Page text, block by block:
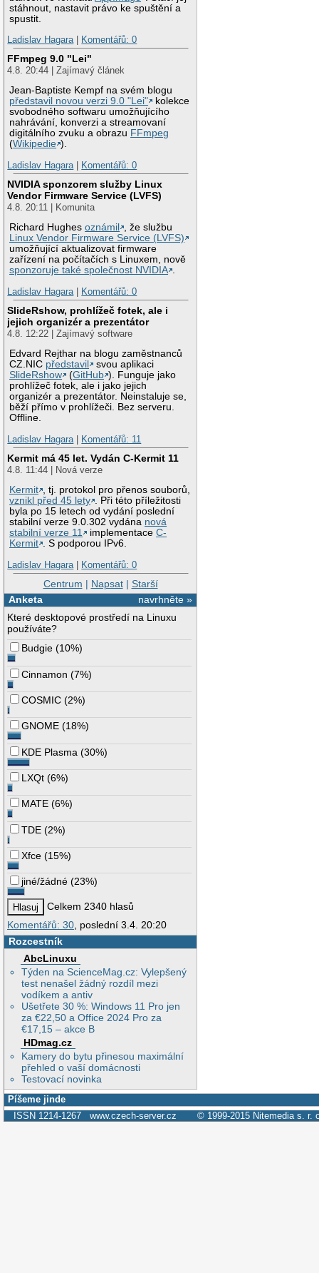
stáhnout, nastavit právo ke spuštění a
spustit.
Ladislav Hagara| Komentářů: 0
FFmpeg 9.0 "Lei"
4.8. 20:44 | Zajímavý článek
Jean-Baptiste Kempf na svém blogu
představil novou verzi 9.0 "Lei"
kolekce
svobodného softwaru umožňujícího
nahrávání, konverzi a streamovaní
digitálního zvuku a obrazu FFmpeg
(Wikipedie ).
Ladislav Hagara| Komentářů: 0
NVIDIA sponzorem služby Linux
Vendor Firmware Service (LVFS)
4.8. 20:11 | Komunita
Richard Hughesoznámil
, že službu
Linux Vendor Firmware Service (LVFS)
umožňující aktualizovat firmware
zařízení na počítačích s Linuxem, nově
sponzoruje také společnost NVIDIA .
Ladislav Hagara| Komentářů: 0
SlideRshow, prohlížeč fotek, ale i
jejich organizér a prezentátor
4.8. 12:22 | Zajímavý software
Edvard Rejthar na blogu zaměstnanců
CZ.NIC představil
svou aplikaci
SlideRshow
(GitHub ). Funguje jako
prohlížeč fotek, ale i jako jejich
organizér a prezentátor. Neinstaluje se,
běží přímo v prohlížeči. Bez serveru.
Offline.
Ladislav Hagara| Komentářů: 11
Kermit má 45 let. Vydán C-Kermit 11
4.8. 11:44 | Nová verze
Kermit , tj. protokol pro přenos souborů,
vznikl před 45 lety . Při této příležitosti
byla po 15 letech od vydání poslední
stabilní verze 9.0.302 vydána nová
stabilní verze 11
implementaceC-
Kermit . S podporou IPv6.
Ladislav Hagara| Komentářů: 0
Centrum | Napsat| Starší
navrhněte »
Anketa
Které desktopové prostředí na Linuxu
používáte?
Budgie (10%)
Cinnamon (7%)
COSMIC (2%)
GNOME (18%)
KDE Plasma (30%)
LXQt (6%)
MATE (6%)
TDE (2%)
Xfce (15%)
jiné/žádné (23%)
Celkem 2340 hlasů
Komentářů: 30 , poslední 3.4. 20:20
Rozcestník
AbcLinuxu
Týden na ScienceMag.cz: Vylepšený
test nenašel žádný rozdíl mezi
vodíkem a antiv
Ušetřete 30 %: Windows 11 Pro jen
za €22,50 a Office 2024 Pro za
€17,15 – akce B
HDmag.cz
Kamery do bytu přinesou maximální
přehled o vaší domácnosti
Testovací novinka
Píšeme jinde
ISSN 1214-1267 www.czech-server.cz © 1999-2015 Nitemedia s. r.